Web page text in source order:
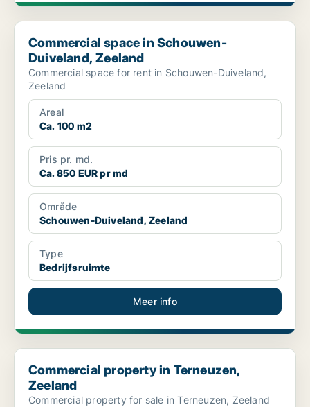
Commercial space in Schouwen-Duiveland, Zeeland
Commercial space in Schouwen-
Duiveland, Zeeland
Commercial space for rent in Schouwen-Duiveland,
Zeeland
Areal
Ca. 100 m2
Pris pr. md.
Ca. 850 EUR pr md
Område
Schouwen-Duiveland, Zeeland
Type
Bedrijfsruimte
Meer info
Commercial property in Terneuzen, Zeeland
Commercial property in Terneuzen,
Zeeland
Commercial property for sale in Terneuzen, Zeeland